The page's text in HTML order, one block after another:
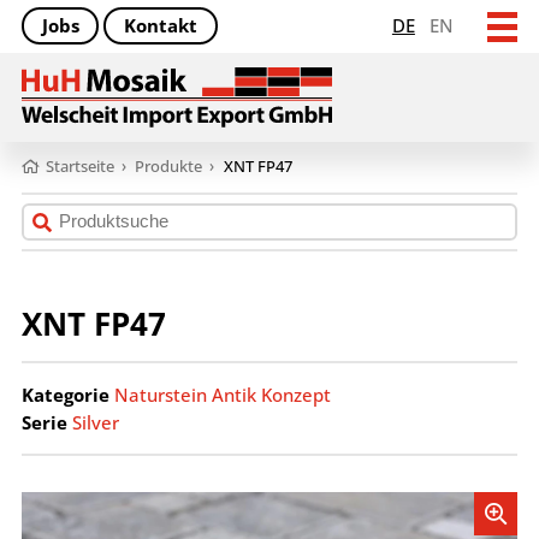
DE EN
Jobs Kontakt
Startseite › Produkte › XNT FP47
XNT FP47
Kategorie Naturstein Antik Konzept
Serie Silver